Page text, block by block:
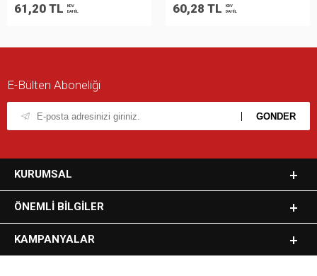
61,20 TL
KDV
DAHİL
60,28 TL
KDV
DAHİL
E-Bülten Aboneliği
KURUMSAL
ÖNEMLI BILGILER
KAMPANYALAR